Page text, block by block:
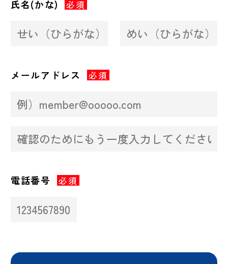
氏名(かな) 必須
メールアドレス 必須
電話番号 必須